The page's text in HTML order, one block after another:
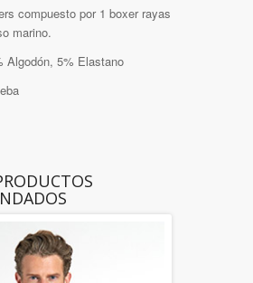
compuesto por 1 boxer rayas
marino.
Algodón, 5% Elastano